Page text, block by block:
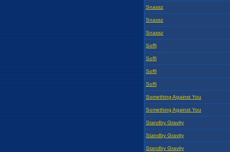
Snassz
Snassz
Snassz
Soffi
Soffi
Soffi
Soffi
Something Against You
Something Against You
Standby Gravity
Standby Gravity
Standby Gravity